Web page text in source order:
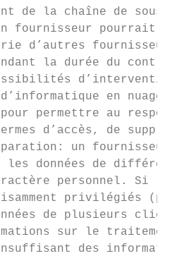
de la chaîne de sous-
fournisseur pourrait
d’autres
la durée du contrat
en nuage
permettre au
d’accès, de
un fournisseur
les données de
personnel. Si
privilégiés
de plusieurs
sur le traitement
des